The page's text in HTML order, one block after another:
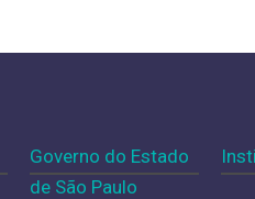
Governo do Estado
de São Paulo